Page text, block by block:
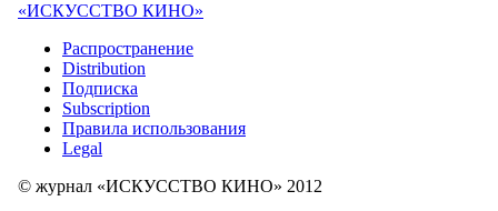
«ИСКУССТВО КИНО»
Распространение
Distribution
Подписка
Subscription
Правила использования
Legal
© журнал «ИСКУССТВО КИНО» 2012